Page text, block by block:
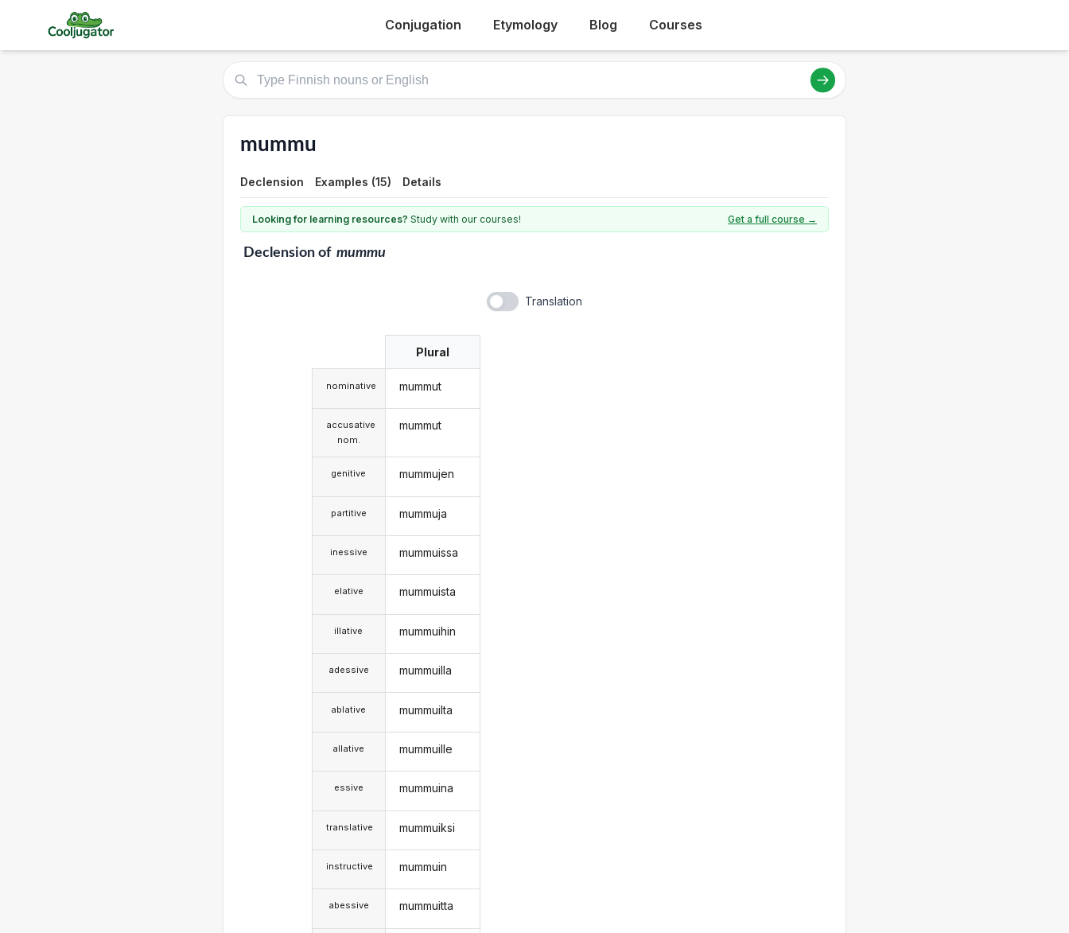
Conjugation Etymology Blog Courses
mummu
Declension Examples (15) Details
Looking for learning resources? Study with our courses! Get a full course →
Declensionof mummu
Translation
nominative
accusative
nom.
genitive
partitive
inessive
elative
illative
adessive
ablative
allative
essive
translative
instructive
abessive
Plural
mummut
mummut
mummujen
mummuja
mummuissa
mummuista
mummuihin
mummuilla
mummuilta
mummuille
mummuina
mummuiksi
mummuin
mummuitta